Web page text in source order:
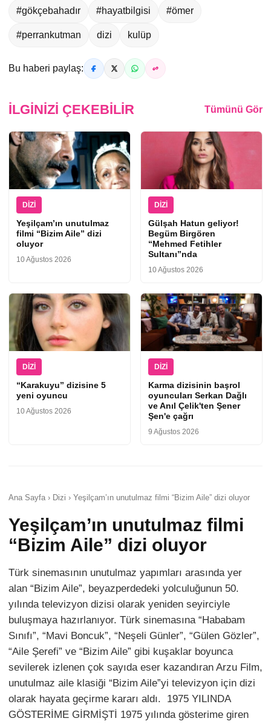
#gökçebahadır #hayatbilgisi #ömer
#perrankutman dizi kulüp
Bu haberi paylaş:
İLGINIZI ÇEKEBILIR Tümünü Gör
DIZI
Yeşilçam’ın unutulmaz
filmi “Bizim Aile” dizi
oluyor
10 Ağustos 2026
DIZI
Gülşah Hatun geliyor!
Begüm Birgören
“Mehmed Fetihler
Sultanı”nda
10 Ağustos 2026
DIZI
“Karakuyu” dizisine 5
yeni oyuncu
10 Ağustos 2026
DIZI
Karma dizisinin başrol
oyuncuları Serkan Dağlı
ve Anıl Çelik'ten Şener
Şen'e çağrı
9 Ağustos 2026
Ana Sayfa › Dizi › Yeşilçam’ın unutulmaz filmi “Bizim Aile” dizi oluyor
Yeşilçam’ın unutulmaz filmi
“Bizim Aile” dizi oluyor
Türk sinemasının unutulmaz yapımları arasında yer
alan “Bizim Aile”, beyazperdedeki yolculuğunun 50.
yılında televizyon dizisi olarak yeniden seyirciyle
buluşmaya hazırlanıyor. Türk sinemasına “Hababam
Sınıfı”, “Mavi Boncuk”, “Neşeli Günler”, “Gülen Gözler”,
“Aile Şerefi” ve “Bizim Aile” gibi kuşaklar boyunca
sevilerek izlenen çok sayıda eser kazandıran Arzu Film,
unutulmaz aile klasiği “Bizim Aile”yi televizyon için dizi
olarak hayata geçirme kararı aldı. 1975 YILINDA
GÖSTERİME GİRMİŞTİ 1975 yılında gösterime giren